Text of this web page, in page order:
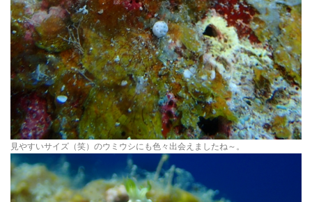
見やすいサイズ（笑）のウミウシにも色々出会えましたね～。